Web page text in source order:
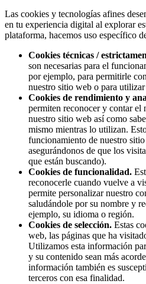
Las cookies y tecnologías afines
en tu experiencia digital al explorar
plataforma, hacemos uso específico
Cookies técnicas /
son necesarias para el
por ejemplo, para permitirle
nuestro sitio web o para
Cookies de rendimiento y
permiten reconocer y contar el
nuestro sitio web así como
mismo mientras lo utilizan.
funcionamiento de nuestro
asegurándonos de que los
que están buscando).
Cookies de funcionalidad.
reconocerle cuando vuelve a
permite personalizar nuestro
saludándole por su nombre y
ejemplo, su idioma o región.
Cookies de selección. Estas
web, las páginas que ha
Utilizamos esta información
y su contenido sean más
información también es
terceros con esa finalidad.